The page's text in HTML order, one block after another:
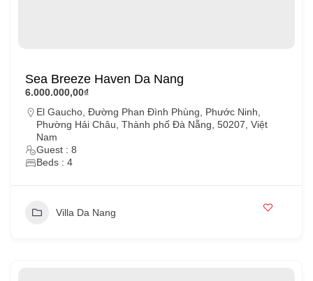
Sea Breeze Haven Da Nang
6.000.000,00₫
El Gaucho, Đường Phan Đình Phùng, Phước Ninh,
Phường Hải Châu, Thành phố Đà Nẵng, 50207, Việt
Nam
Guest : 8
Beds : 4
Villa Da Nang